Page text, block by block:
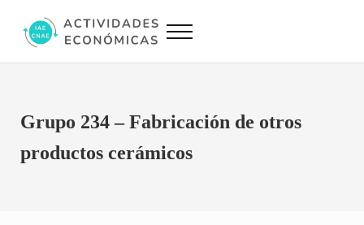
Actividades Económicas IAE CNAE
Menu
Grupo 234 – Fabricación de otros
productos cerámicos